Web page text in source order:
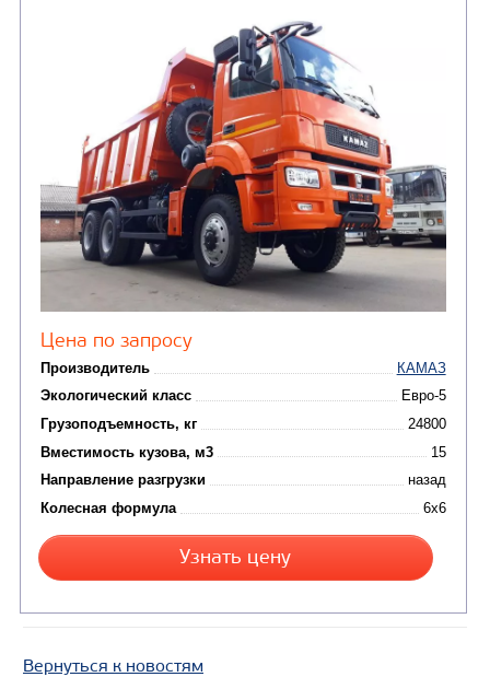
Направление разгрузки
Колесная формула
Узнать цену
САМОСВАЛ КАМАЗ-65801
Вернуться к новостям